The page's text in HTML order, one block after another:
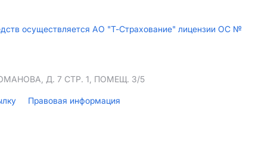
осуществляется АО "Т-Страхование" лицензии ОС №
Д. 7 СТР. 1, ПОМЕЩ. 3/5
Правовая информация